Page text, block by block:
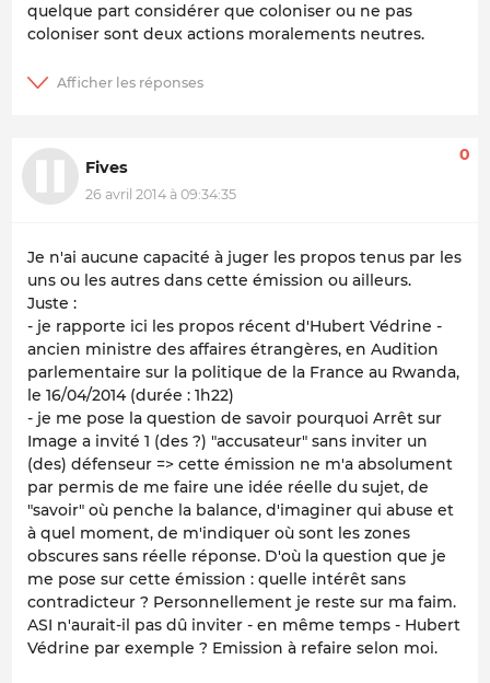
quelque part considérer que coloniser ou ne pas
coloniser sont deux actions moralements neutres.
Fives
26 avril 2014 à 09:34:35
0
Je n'ai aucune capacité à juger les propos tenus par les
uns ou les autres dans cette émission ou ailleurs.
Juste :
- je rapporte ici les propos récent d'Hubert Védrine -
ancien ministre des affaires étrangères, en Audition
parlementaire sur la politique de la France au Rwanda,
le 16/04/2014 (durée : 1h22)
- je me pose la question de savoir pourquoi Arrêt sur
Image a invité 1 (des ?) "accusateur" sans inviter un
(des) défenseur => cette émission ne m'a absolument
par permis de me faire une idée réelle du sujet, de
"savoir" où penche la balance, d'imaginer qui abuse et
à quel moment, de m'indiquer où sont les zones
obscures sans réelle réponse. D'où la question que je
me pose sur cette émission : quelle intérêt sans
contradicteur ? Personnellement je reste sur ma faim.
ASI n'aurait-il pas dû inviter - en même temps - Hubert
Védrine par exemple ? Emission à refaire selon moi.